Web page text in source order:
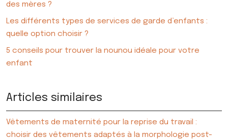
des mères ?
Les différents types de services de garde d’enfants :
quelle option choisir ?
5 conseils pour trouver la nounou idéale pour votre
enfant
Articles similaires
Vêtements de maternité pour la reprise du travail :
choisir des vêtements adaptés à la morphologie post-